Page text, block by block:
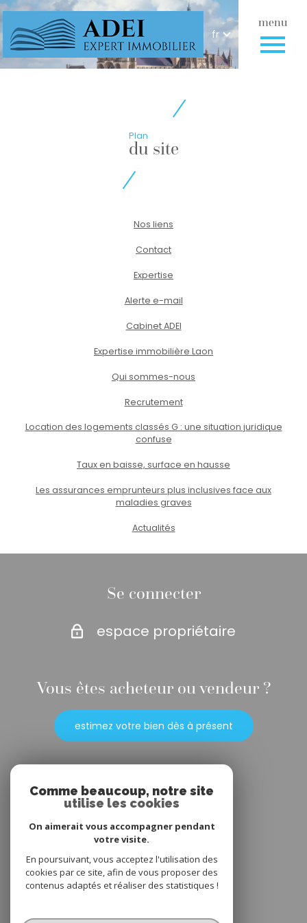
menu
Langue
fr
Accueil
Langue
fr
Plan
du site
Nos liens
Contact
Expertise
Alerte e-mail
Cabinet ADEI
Expertise immobilière Laon
Qui sommes-nous
Recrutement
Location des logements classés G : une situation juridique
confuse
Taux en baisse, surface en hausse
Les assurances emprunteurs plus inclusives face aux
maladies graves
Actualités
Se connecter
espace propriétaire
Vous êtes acheteur ou vendeur ?
estimez votre bien dès à présent
Adhérents
Comme beaucoup, notre site
utilise les cookies
On aimerait vous accompagner pendant
votre visite.
En poursuivant, vous acceptez l'utilisation des
cookies par ce site, afin de vous proposer des
contenus adaptés et réaliser des statistiques !